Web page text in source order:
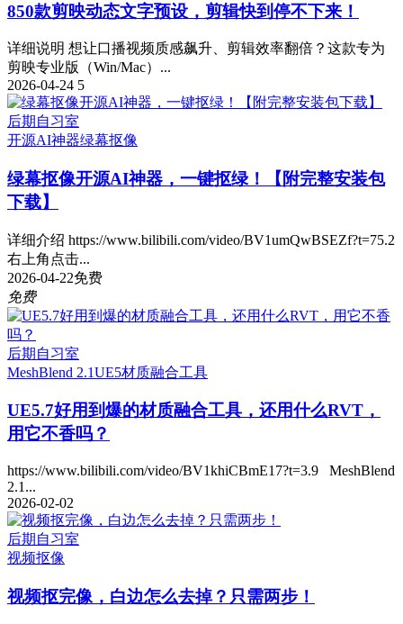
850款剪映动态文字预设，剪辑快到停不下来！
详细说明 想让口播视频质感飙升、剪辑效率翻倍？这款专为
剪映专业版（Win/Mac）...
2026-04-24 5
后期自习室
开源AI神器绿幕抠像
绿幕抠像开源AI神器，一键抠绿！【附完整安装包
下载】
详细介绍 https://www.bilibili.com/video/BV1umQwBSEZf?t=75.2
右上角点击...
2026-04-22免费
免费
后期自习室
MeshBlend 2.1UE5材质融合工具
UE5.7好用到爆的材质融合工具，还用什么RVT，
用它不香吗？
https://www.bilibili.com/video/BV1khiCBmE17?t=3.9 MeshBlend
2.1...
2026-02-02
后期自习室
视频抠像
视频抠完像，白边怎么去掉？只需两步！